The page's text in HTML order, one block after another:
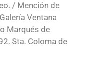
/ Mención de
Ventana
Marqués de
Sta. Coloma de